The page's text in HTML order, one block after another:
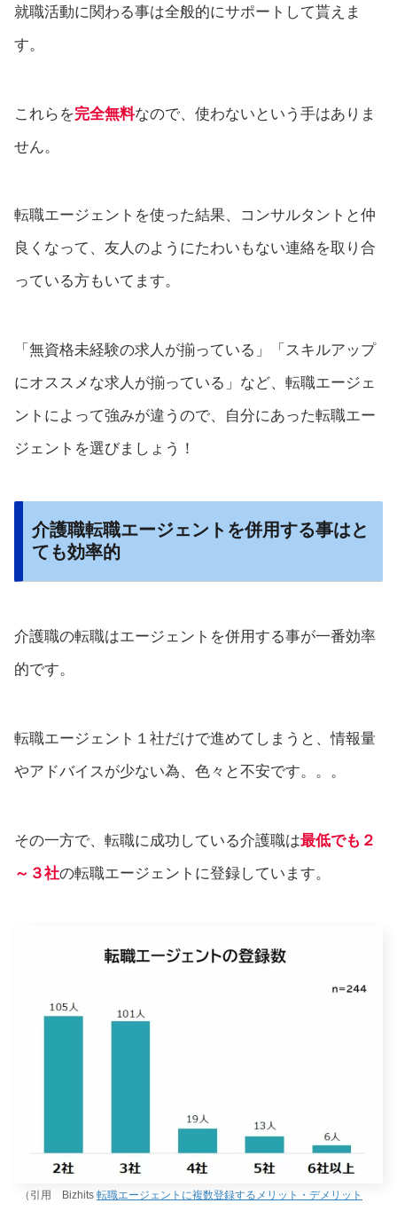
就職活動に関わる事は全般的にサポートして貰えま
す。
これらを完全無料なので、使わないという手はありま
せん。
転職エージェントを使った結果、コンサルタントと仲
良くなって、友人のようにたわいもない連絡を取り合
っている方もいてます。
「無資格未経験の求人が揃っている」「スキルアップ
にオススメな求人が揃っている」など、転職エージェ
ントによって強みが違うので、自分にあった転職エー
ジェントを選びましょう！
介護職転職エージェントを併用する事はと
ても効率的
介護職の転職はエージェントを併用する事が一番効率
的です。
転職エージェント１社だけで進めてしまうと、情報量
やアドバイスが少ない為、色々と不安です。。。
その一方で、転職に成功している介護職は最低でも２
～３社の転職エージェントに登録しています。
（引用 Bizhits 転職エージェントに複数登録するメリット・デメリット